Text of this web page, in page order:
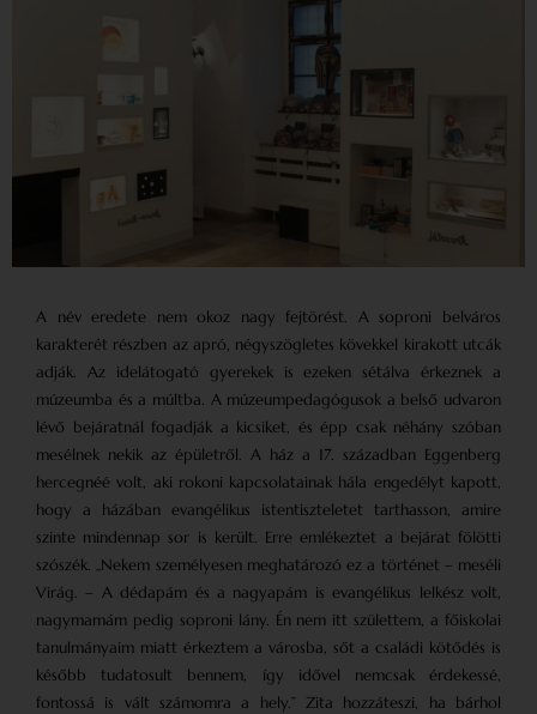
A név eredete nem okoz nagy fejtörést. A soproni belváros
karakterét részben az apró, négyszögletes kövekkel kirakott utcák
adják. Az idelátogató gyerekek is ezeken sétálva érkeznek a
múzeumba és a múltba. A múzeumpedagógusok a belső udvaron
lévő bejáratnál fogadják a kicsiket, és épp csak néhány szóban
mesélnek nekik az épületről. A ház a 17. században Eggenberg
hercegnéé volt, aki rokoni kapcsolatainak hála engedélyt kapott,
hogy a házában evangélikus istentiszteletet tarthasson, amire
szinte mindennap sor is került. Erre emlékeztet a bejárat fölötti
szószék. „Nekem személyesen meghatározó ez a történet – meséli
Virág. – A dédapám és a nagyapám is evangélikus lelkész volt,
nagymamám pedig soproni lány. Én nem itt születtem, a főiskolai
tanulmányaim miatt érkeztem a városba, sőt a családi kötődés is
később tudatosult bennem, így idővel nemcsak érdekessé,
fontossá is vált számomra a hely.” Zita hozzáteszi, ha bárhol